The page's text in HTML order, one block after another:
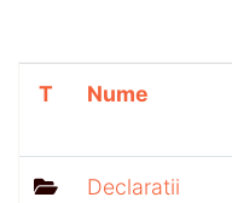
T Nume
Declaratii